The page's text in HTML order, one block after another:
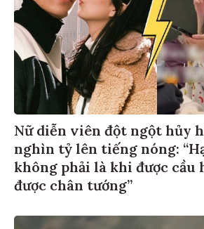
Nữ diễn viên đột ngột hủy
nghìn tỷ lên tiếng nóng:
không phải là khi được cầu
được chân tướng”